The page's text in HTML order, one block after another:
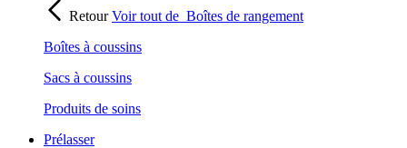
RetourVoir tout de Boîtes de rangement
Boîtes à coussins
Sacs à coussins
Produits de soins
Prélasser